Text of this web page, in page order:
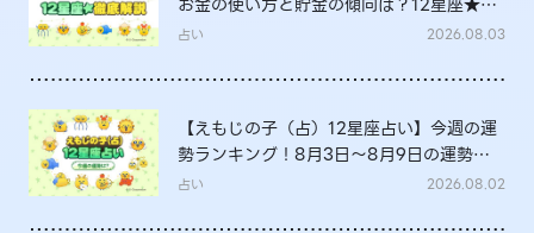
底解説
占い 2026.08.03
【えもじの子（占）12星座占い】今週の運
勢ランキング！8月3日～8月9日の運勢
は？
占い 2026.08.02